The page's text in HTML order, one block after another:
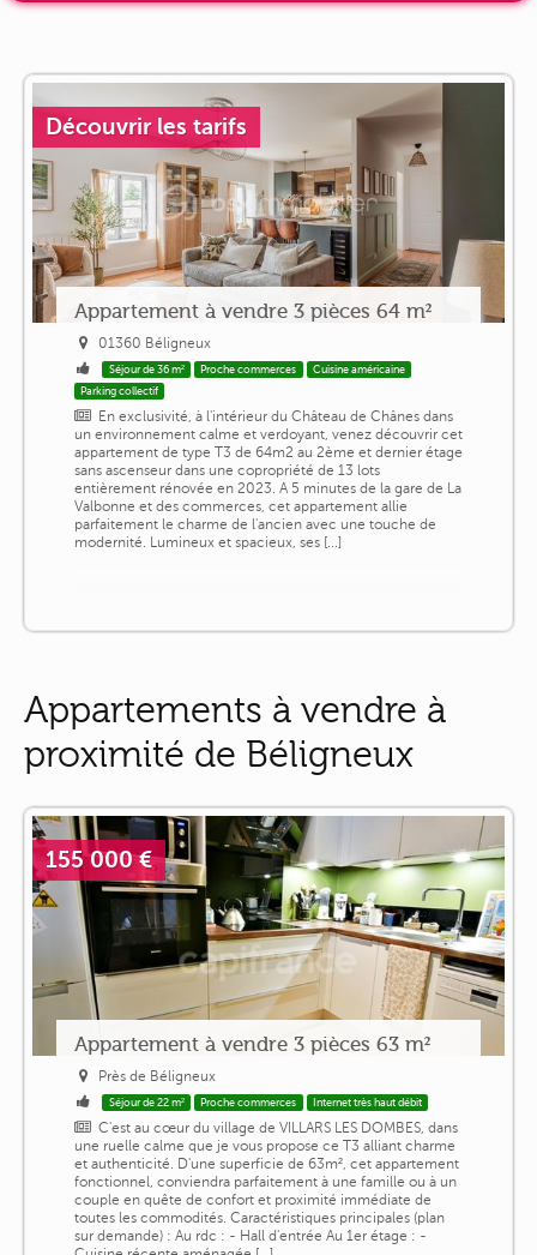
Découvrir les tarifs
Appartement à vendre 3 pièces 64 m²
01360 Béligneux
Séjour de 36 m² Proche commerces
Cuisine américaine
Parking collectif
En exclusivité, à l'intérieur du Château de Chânes dans
un environnement calme et verdoyant, venez découvrir cet
appartement de type T3 de 64m2 au 2ème et dernier étage
sans ascenseur dans une copropriété de 13 lots
entièrement rénovée en 2023. A 5 minutes de la gare de La
Valbonne et des commerces, cet appartement allie
parfaitement le charme de l'ancien avec une touche de
modernité. Lumineux et spacieux, ses [...]
Appartements à vendre à
proximité de Béligneux
155 000 €
Appartement à vendre 3 pièces 63 m²
Près de Béligneux
Séjour de 22 m² Proche commerces Internet très haut débit
C'est au cœur du village de VILLARS LES DOMBES, dans
une ruelle calme que je vous propose ce T3 alliant charme
et authenticité. D'une superficie de 63m², cet appartement
fonctionnel, conviendra parfaitement à une famille ou à un
couple en quête de confort et proximité immédiate de
toutes les commodités. Caractéristiques principales (plan
sur demande) : Au rdc : - Hall d'entrée Au 1er étage : -